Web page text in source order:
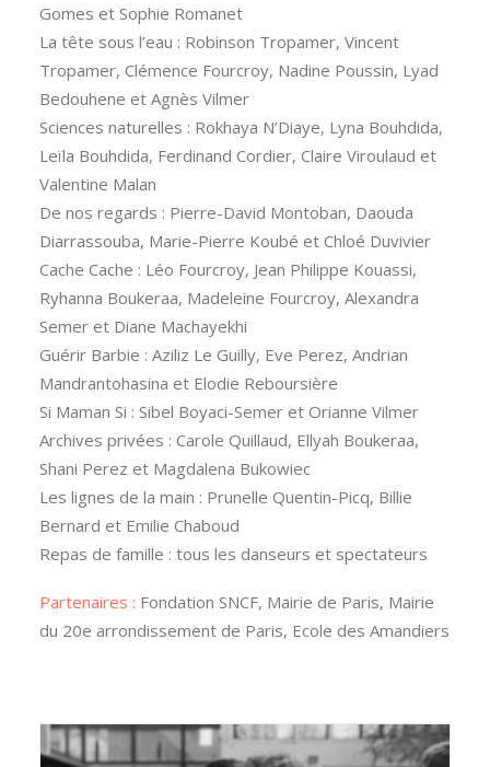
Gomes et Sophie Romanet
La tête sous l’eau : Robinson Tropamer, Vincent
Tropamer, Clémence Fourcroy, Nadine Poussin, Lyad
Bedouhene et Agnès Vilmer
Sciences naturelles : Rokhaya N’Diaye, Lyna Bouhdida,
Leïla Bouhdida, Ferdinand Cordier, Claire Viroulaud et
Valentine Malan
De nos regards : Pierre-David Montoban, Daouda
Diarrassouba, Marie-Pierre Koubé et Chloé Duvivier
Cache Cache : Léo Fourcroy, Jean Philippe Kouassi,
Ryhanna Boukeraa, Madeleine Fourcroy, Alexandra
Semer et Diane Machayekhi
Guérir Barbie : Aziliz Le Guilly, Eve Perez, Andrian
Mandrantohasina et Elodie Reboursière
Si Maman Si : Sibel Boyaci-Semer et Orianne Vilmer
Archives privées : Carole Quillaud, Ellyah Boukeraa,
Shani Perez et Magdalena Bukowiec
Les lignes de la main : Prunelle Quentin-Picq, Billie
Bernard et Emilie Chaboud
Repas de famille : tous les danseurs et spectateurs
Partenaires : Fondation SNCF, Mairie de Paris, Mairie
du 20e arrondissement de Paris, Ecole des Amandiers